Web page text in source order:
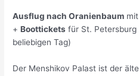
Ausflug nach Oranienbaum
+Boottickets für St.
beliebigen Tag)
Der Menshikov Palast ist der